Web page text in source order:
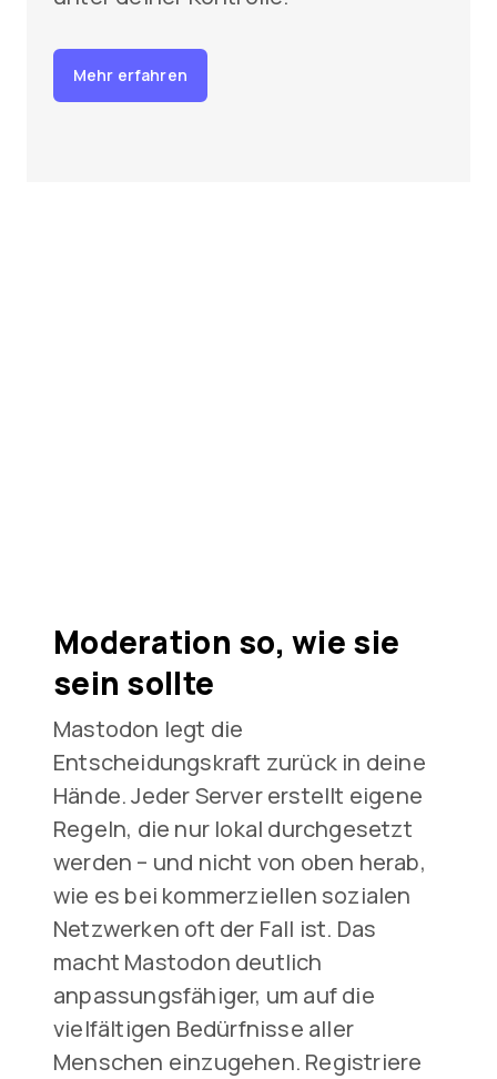
Mehr erfahren
Moderation so, wie sie
sein sollte
Mastodon legt die
Entscheidungskraft zurück in deine
Hände. Jeder Server erstellt eigene
Regeln, die nur lokal durchgesetzt
werden – und nicht von oben herab,
wie es bei kommerziellen sozialen
Netzwerken oft der Fall ist. Das
macht Mastodon deutlich
anpassungsfähiger, um auf die
vielfältigen Bedürfnisse aller
Menschen einzugehen. Registriere